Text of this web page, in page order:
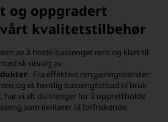
og oppgradert
vårt kvalitetstilbehør
av å holde bassenget rent og klart til
utvalg av
. Fra effektive rengjøringsbørster
og et hendig bassengfotbad til bruk
har vi alt du trenger for å opprettholde
som inviterer til forfriskende